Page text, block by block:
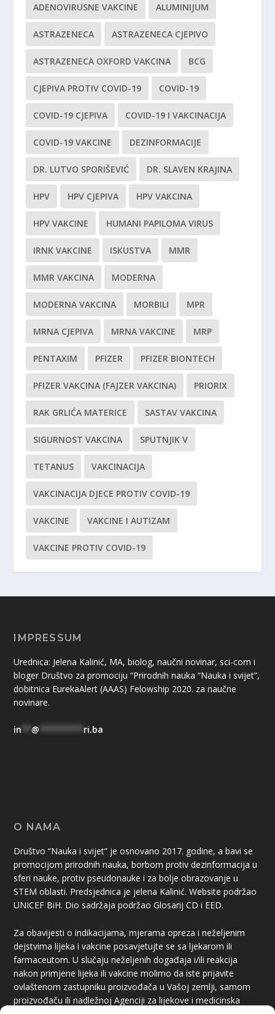
ADENOVIRUSNE VAKCINE ALUMINIJUM
ASTRAZENECA ASTRAZENECA CJEPIVO
ASTRAZENECA OXFORD VAKCINA BCG
CJEPIVA PROTIV COVID-19 COVID-19
COVID-19 CJEPIVA COVID-19 I VAKCINACIJA
COVID-19 VAKCINE DEZINFORMACIJE
DR. LUTVO SPORIŠEVIĆ DR. SLAVEN KRAJINA
HPV HPV CJEPIVA HPV VAKCINA
HPV VAKCINE HUMANI PAPILOMA VIRUS
IRNK VAKCINE ISKUSTVA MMR
MMR VAKCINA MODERNA
MODERNA VAKCINA MORBILI MPR
MRNA CJEPIVA MRNA VAKCINE MRP
PENTAXIM PFIZER PFIZER BIONTECH
PFIZER VAKCINA (FAJZER VAKCINA) PRIORIX
RAK GRLIĆA MATERICE SASTAV VAKCINA
SIGURNOST VAKCINA SPUTNJIK V
TETANUS VAKCINACIJA
VAKCINACIJA DJECE PROTIV COVID-19
VAKCINE VAKCINE I AUTIZAM
VAKCINE PROTIV COVID-19
IMPRESSUM
Urednica: Jelena Kalinić, MA, biolog, naučni novinar, sci-com i
bloger Društvo za promociju “Prirodnih nauka “Nauka i svijet”,
dobitnica EurekaAlert (AAAS) Felowship 2020. za naučne
novinare.
in ** @ ********* ri.ba
O NAMA
Društvo “Nauka i svijet” je osnovano 2017. godine, a bavi se
promocijom prirodnih nauka, borbom protiv dezinformacija u
sferi nauke, protiv pseudonauke i za bolje obrazovanje u
STEM oblasti. Predsjednica je jelena Kalinić. Website podržao
UNICEF BiH. Dio sadržaja podržao Glosarij CD i EED.
Za obavijesti o indikacijama, mjerama opreza i neželjenim
dejstvima lijeka i vakcine posavjetujte se sa ljekarom ili
farmaceutom. U slučaju neželjenih događaja i/ili reakcija
nakon primjene lijeka ili vakcine molimo da iste prijavite
ovlaštenom zastupniku proizvođača u Vašoj zemlji, samom
proizvođaču ili nadležnoj Agenciji za lijekove i medicinska